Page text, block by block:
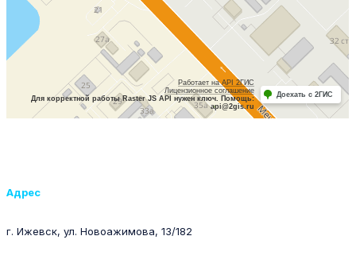
Адрес
г. Ижевск, ул. Новоажимова, 13/182